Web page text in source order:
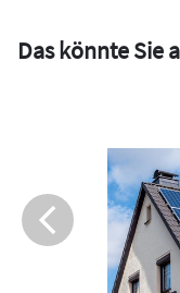
Das könnte Sie